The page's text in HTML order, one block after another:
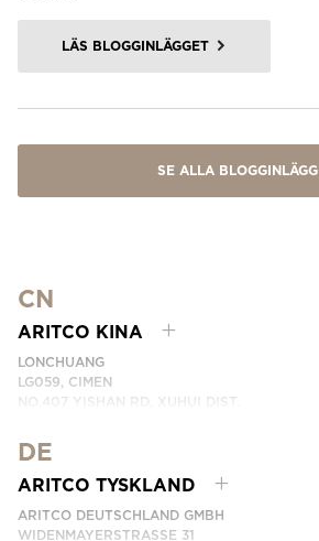
LÄS BLOGGINLÄGGET
SE ALLA BLOGGINLÄGG
CN
ARITCO KINA
LONCHUANG
LG059, CIMEN
NO.407 YISHAN RD, XUHUI DIST.
EMAIL:
TELEFON: +86 400 6233 121
DE
ARITCO TYSKLAND
ARITCO DEUTSCHLAND GMBH
WIDENMAYERSTRASSE 31